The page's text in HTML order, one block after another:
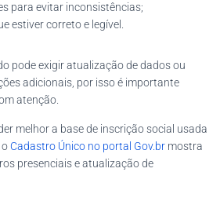
para evitar inconsistências;
estiver correto e legível.
pode exigir atualização de dados ou
adicionais, por isso é importante
atenção.
melhor a base de inscrição social usada
Cadastro Único no portal Gov.br mostra
presenciais e atualização de